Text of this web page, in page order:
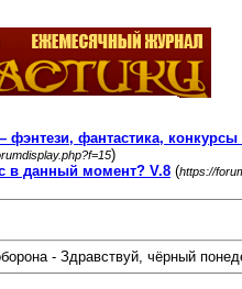
фантастика, конкурсы
)
в данный момент? V.8 (https://
- Здравствуй, чёрный